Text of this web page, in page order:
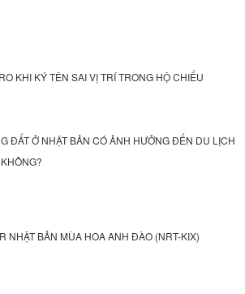
KHI KÝ TÊN SAI VỊ TRÍ TRONG HỘ CHIẾU
ĐẤT Ở NHẬT BẢN CÓ ẢNH HƯỞNG ĐẾN DU LỊCH
NHẬT BẢN MÙA HOA ANH ĐÀO (NRT-KIX)